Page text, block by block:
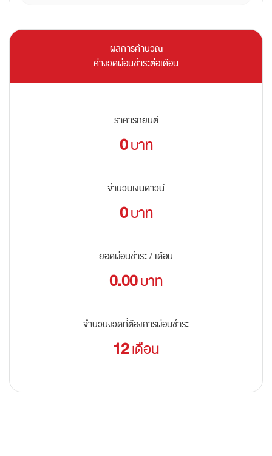
ผลการคำนวณ
ค่างวดผ่อนชำระต่อเดือน
ราคารถยนต์
0บาท
จำนวนเงินดาวน์
0บาท
ยอดผ่อนชำระ / เดือน
0.00บาท
จำนวนงวดที่ต้องการผ่อนชำระ
12เดือน